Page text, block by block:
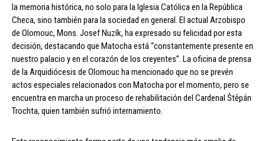
la memoria histórica, no solo para la Iglesia Católica en la República
Checa, sino también para la sociedad en general. El actual Arzobispo
de Olomouc, Mons. Josef Nuzík, ha expresado su felicidad por esta
decisión, destacando que Matocha está “constantemente presente en
nuestro palacio y en el corazón de los creyentes”. La oficina de prensa
de la Arquidiócesis de Olomouc ha mencionado que no se prevén
actos especiales relacionados con Matocha por el momento, pero se
encuentra en marcha un proceso de rehabilitación del Cardenal Štěpán
Trochta, quien también sufrió internamiento.